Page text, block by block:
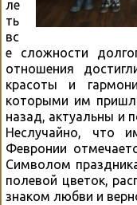
ле
ть
вс
е сложности
отношения
красоты и
которыми им
назад, актуальны и
Неслучайно, что
Февронии
Символом
полевой цветок,
знаком любви и